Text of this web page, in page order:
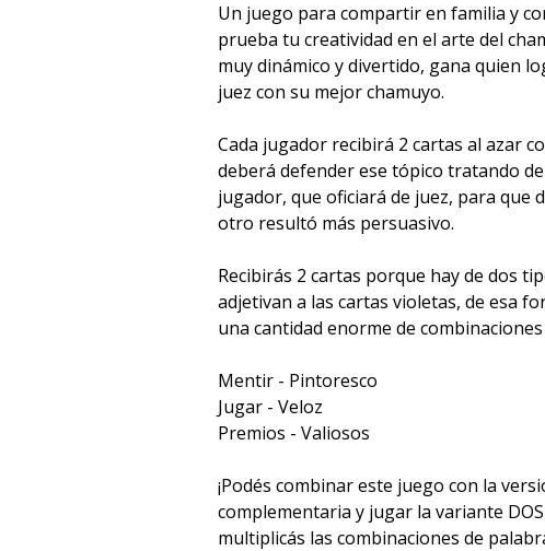
Un juego para compartir en familia y
prueba tu creatividad en el arte del
muy dinámico y divertido, gana quien
juez con su mejor chamuyo.
Cada jugador recibirá 2 cartas al azar
deberá defender ese tópico tratando
jugador, que oficiará de juez, para que
otro resultó más persuasivo.
Recibirás 2 cartas porque hay de dos
adjetivan a las cartas violetas, de esa
una cantidad enorme de
Mentir - Pintoresco
Jugar - Veloz
Premios - Valiosos
¡Podés combinar este juego con la
complementaria y jugar la variante DOS
multiplicás las combinaciones de